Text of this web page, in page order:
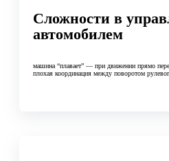
Сложности в
автомобилем
машина “плавает” — при движении прямо
плохая координация между поворотом